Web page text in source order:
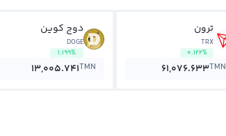
ترون
TRX
0.122%
61,076.633TMN
دوج کوین
DOGE
1.199%
13,005.741TMN